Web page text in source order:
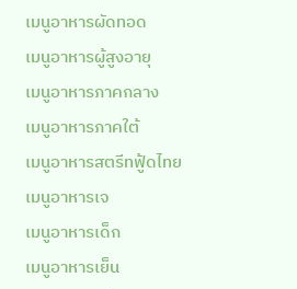
เมนูอาหารผัดทอด
เมนูอาหารผู้สูงอายุ
เมนูอาหารภาคกลาง
เมนูอาหารภาคใต้
เมนูอาหารสตรีทฟู้ดไทย
เมนูอาหารเจ
เมนูอาหารเด็ก
เมนูอาหารเย็น